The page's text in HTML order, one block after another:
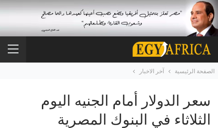
الصفحة الرئيسية آخر الاخبار
سعر الدولار أمام الجنيه اليوم
الثلاثاء في البنوك المصرية